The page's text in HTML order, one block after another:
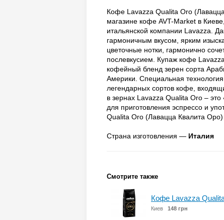
Кофе Lavazza Qualitа Oro
магазине кофе AVT-Market в
итальянской компании Lavazza.
гармоничным вкусом, ярким
цветочные нотки, гармонично
послевкусием. Купаж кофе
кофейный бленд зерен сорта
Америки. Специальная
легендарных сортов кофе,
в зернах Lavazza Qualitа Oro –
для приготовления эспрессо и
Qualitа Oro (Лавацца Квалита
Страна изготовления — Италия
Смотрите также
Кофе Lavazza
Киев 148 грн